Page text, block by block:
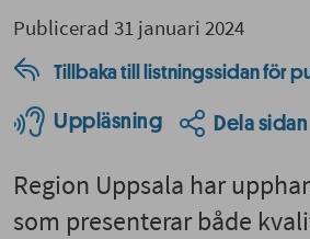
Publicerad 31 januari 2024
Tillbaka till listningssidan för
Uppläsning Dela sidan
Region Uppsala har
som presenterar både